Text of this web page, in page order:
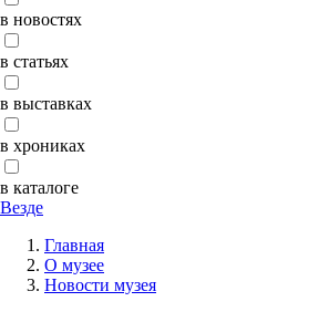
в новостях
в статьях
в выставках
в хрониках
в каталоге
Везде
Главная
О музее
Новости музея